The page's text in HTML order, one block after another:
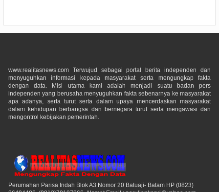
www.realitasnews.com Terwujud sebagai portal berita independen dan
menyuguhkan informasi kepada masyarakat serta mengungkap fakta
dengan data. Misi utama kami adalah menjadi suatu badan pers
independen yang berusaha menyuguhkan fakta sebenarnya ke masyarakat
apa adanya, serta turut serta dalam upaya mencerdaskan masyarakat
dalam kehidupan berbangsa dan bernegara turut serta mengawasi dan
mengontrol kebijakan pemerintah.
Perumahan Parisa Indah Blok A3 Nomor 20 Batuaji- Batam HP (0823)